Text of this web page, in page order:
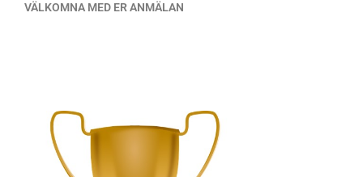
VÄLKOMNA MED ER ANMÄLAN